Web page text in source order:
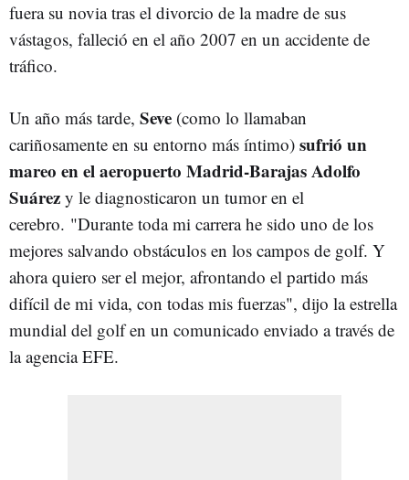
fuera su novia tras el divorcio de la madre de sus
vástagos, falleció en el año 2007 en un accidente de
tráfico.
Un año más tarde, Seve (como lo llamaban
cariñosamente en su entorno más íntimo) sufrió un
mareo en el aeropuerto Madrid-Barajas Adolfo
Suárez y le diagnosticaron un tumor en el
cerebro. "Durante toda mi carrera he sido uno de los
mejores salvando obstáculos en los campos de golf. Y
ahora quiero ser el mejor, afrontando el partido más
difícil de mi vida, con todas mis fuerzas", dijo la estrella
mundial del golf en un comunicado enviado a través de
la agencia EFE.